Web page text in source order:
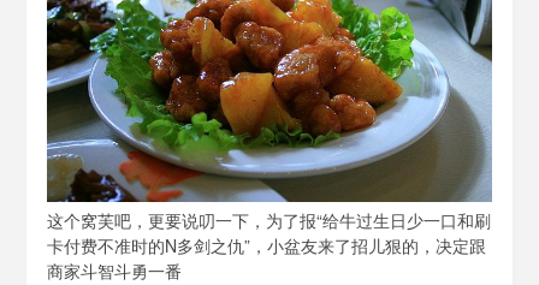
这个窝芙吧，更要说叨一下，为了报“给牛过生日少一口和刷
卡付费不准时的N多剑之仇”，小盆友来了招儿狠的，决定跟
商家斗智斗勇一番